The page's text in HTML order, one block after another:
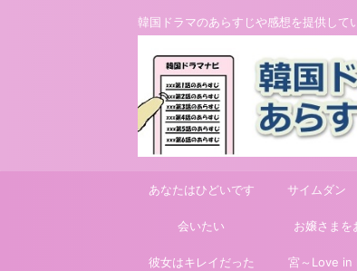
韓国ドラマのあらすじや感想を提供して
あなたはひどいです サイムダン
会いたい お嬢さまを
彼女はキレイだった 宮～Love in